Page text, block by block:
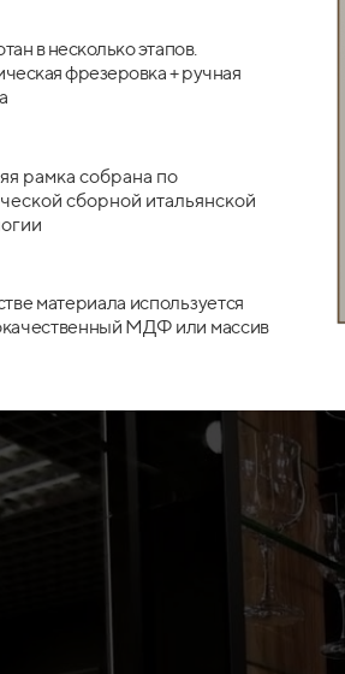
в несколько этапов.
фрезеровка + ручная
рамка собрана по
сборной итальянской
материала используется
МДФ или массив